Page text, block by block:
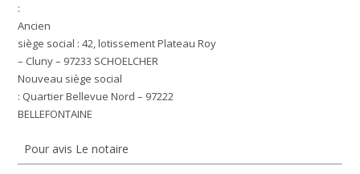
:
Ancien
siège social : 42, lotissement Plateau Roy
– Cluny – 97233 SCHOELCHER
Nouveau siège social
: Quartier Bellevue Nord – 97222
BELLEFONTAINE
Pour avis Le notaire